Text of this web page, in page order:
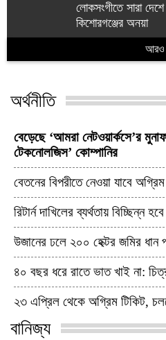
লোকসংগীতে সারা
কিশোরগঞ্জের অনয়া
আরও
অর্থনীতি
বেড়েছে ‘আমরা নেটওয়ার্কসে’র
টেকনোলজিস’ কোম্পানির
বেতনের বিপরীতে নেওয়া যাবে
রিটার্ন দাখিলের ব্যর্থতায় বিচ্ছিন্ন
উজানের ঢলে ২০০ হেক্টর জমির ধান
৪০ বছর ধরে রাতে ভাত খাই না:
২৩ এপ্রিল থেকে অগ্রিম টিকিট,
বানিজ্য